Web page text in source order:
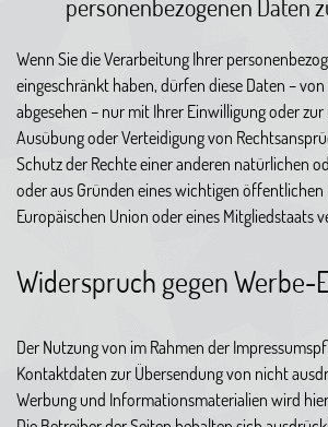
personenbezogenen Daten
Wenn Sie die Verarbeitung Ihrer
eingeschränkt haben, dürfen diese Daten –
abgesehen – nur mit Ihrer Einwilligung oder
Ausübung oder Verteidigung von
Schutz der Rechte einer anderen natürlichen
oder aus Gründen eines wichtigen öffentlichen
Europäischen Union oder eines Mitgliedstaats
Widerspruch gegen Werbe-
Der Nutzung von im Rahmen der
Kontaktdaten zur Übersendung von nicht
Werbung und Informationsmaterialien wird